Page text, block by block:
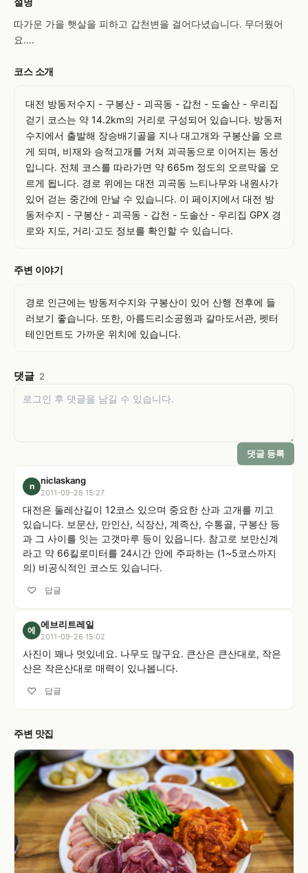
따가운 가을 햇살을 피하고 갑천변을 걸어다녔습니다. 무더웠어
요....
코스 소개
대전 방동저수지 - 구봉산 - 괴곡동 - 갑천 - 도솔산 - 우리집
걷기 코스는 약 14.2km의 거리로 구성되어 있습니다. 방동저
수지에서 출발해 장승배기골을 지나 대고개와 구봉산을 오르
게 되며, 비재와 승적고개를 거쳐 괴곡동으로 이어지는 동선
입니다. 전체 코스를 따라가면 약 665m 정도의 오르막을 오
르게 됩니다. 경로 위에는 대전 괴곡동 느티나무와 내원사가
있어 걷는 중간에 만날 수 있습니다. 이 페이지에서 대전 방
동저수지 - 구봉산 - 괴곡동 - 갑천 - 도솔산 - 우리집 GPX 경
로와 지도, 거리·고도 정보를 확인할 수 있습니다.
주변 이야기
경로 인근에는 방동저수지와 구봉산이 있어 산행 전후에 들
러보기 좋습니다. 또한, 아름드리소공원과 갈마도서관, 펫터
테인먼트도 가까운 위치에 있습니다.
댓글 2
댓글 등록
n niclaskang
2011-09-28 15:27
대전은 둘레산길이 12코스 있으며 중요한 산과 고개를 끼고
있습니다. 보문산, 만인산, 식장산, 계족산, 수통골, 구봉산 등
과 그 사이를 잇는 고갯마루 등이 있읍니다. 참고로 보만신계
라고 약 66킬로미터를 24시간 안에 주파하는 (1~5코스까지
의) 비공식적인 코스도 있습니다.
♡
답글
에 에브리트레일
2011-09-26 15:02
사진이 꽤나 멋있네요. 나무도 많구요. 큰산은 큰산대로, 작은
산은 작은산대로 매력이 있나봅니다.
♡
답글
주변 맛집